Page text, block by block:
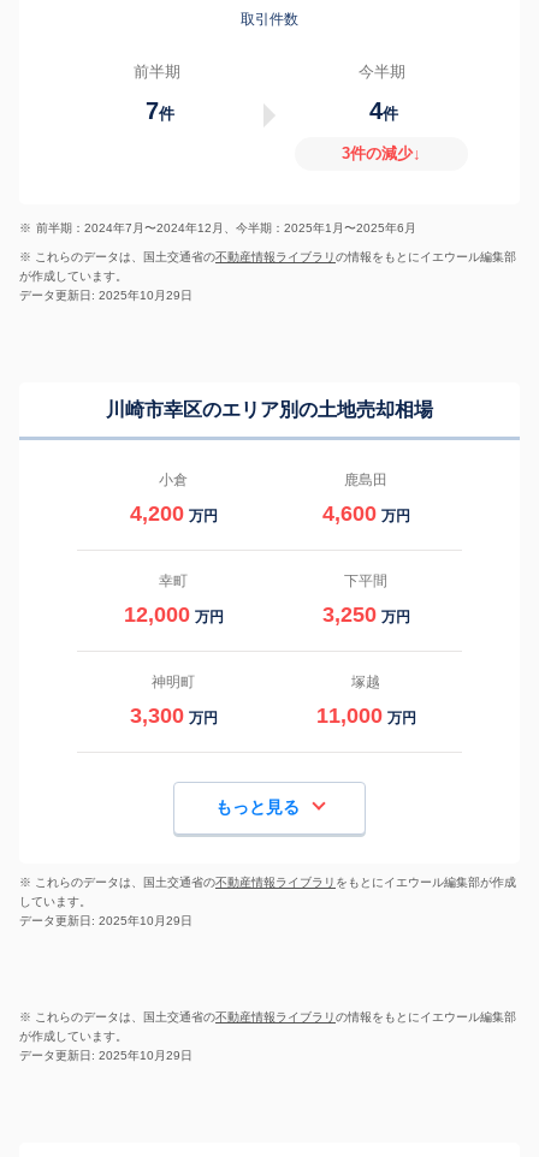
取引件数
前半期
7件
今半期
4件
3件の減少↓
※ 前半期：2024年7月〜2024年12月、今半期：2025年1月〜2025年6月
※ これらのデータは、国土交通省の不動産情報ライブラリの情報をもとにイエウール編集部
が作成しています。
データ更新日: 2025年10月29日
川崎市幸区のエリア別の土地売却相場
小倉
4,200 万円
鹿島田
4,600 万円
幸町
12,000 万円
下平間
3,250 万円
神明町
3,300 万円
塚越
11,000 万円
もっと見る
※ これらのデータは、国土交通省の不動産情報ライブラリ をもとにイエウール編集部が作成
しています。
データ更新日: 2025年10月29日
※ これらのデータは、国土交通省の不動産情報ライブラリの情報をもとにイエウール編集部
が作成しています。
データ更新日: 2025年10月29日